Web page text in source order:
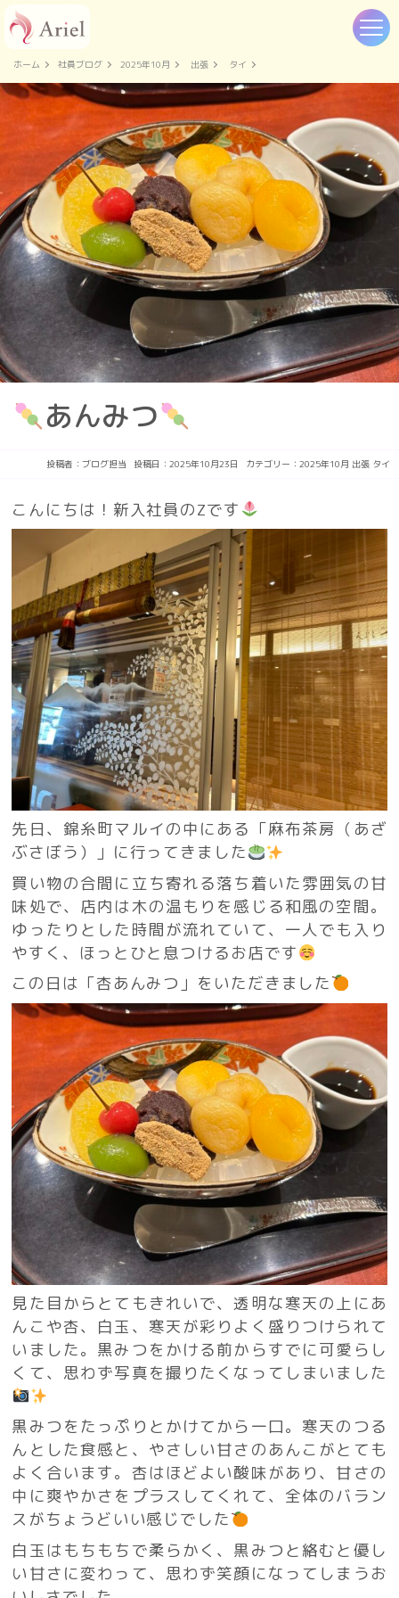
ホーム 社員ブログ 2025年10月 出張 タイ
あんみつ
投稿者： ブログ担当 投稿日：2025年10月23日 カテゴリー： 2025年10月 出張 タイ
こんにちは！新入社員のZです
先日、錦糸町マルイの中にある「麻布茶房（あざ
ぶさぼう）」に行ってきました
買い物の合間に立ち寄れる落ち着いた雰囲気の甘
味処で、店内は木の温もりを感じる和風の空間。
ゆったりとした時間が流れていて、一人でも入り
やすく、ほっとひと息つけるお店です
この日は「杏あんみつ」をいただきました
見た目からとてもきれいで、透明な寒天の上にあ
んこや杏、白玉、寒天が彩りよく盛りつけられて
いました。黒みつをかける前からすでに可愛らし
くて、思わず写真を撮りたくなってしまいました
黒みつをたっぷりとかけてから一口。寒天のつる
んとした食感と、やさしい甘さのあんこがとても
よく合います。杏はほどよい酸味があり、甘さの
中に爽やかさをプラスしてくれて、全体のバラン
スがちょうどいい感じでした
白玉はもちもちで柔らかく、黒みつと絡むと優し
い甘さに変わって、思わず笑顔になってしまうお